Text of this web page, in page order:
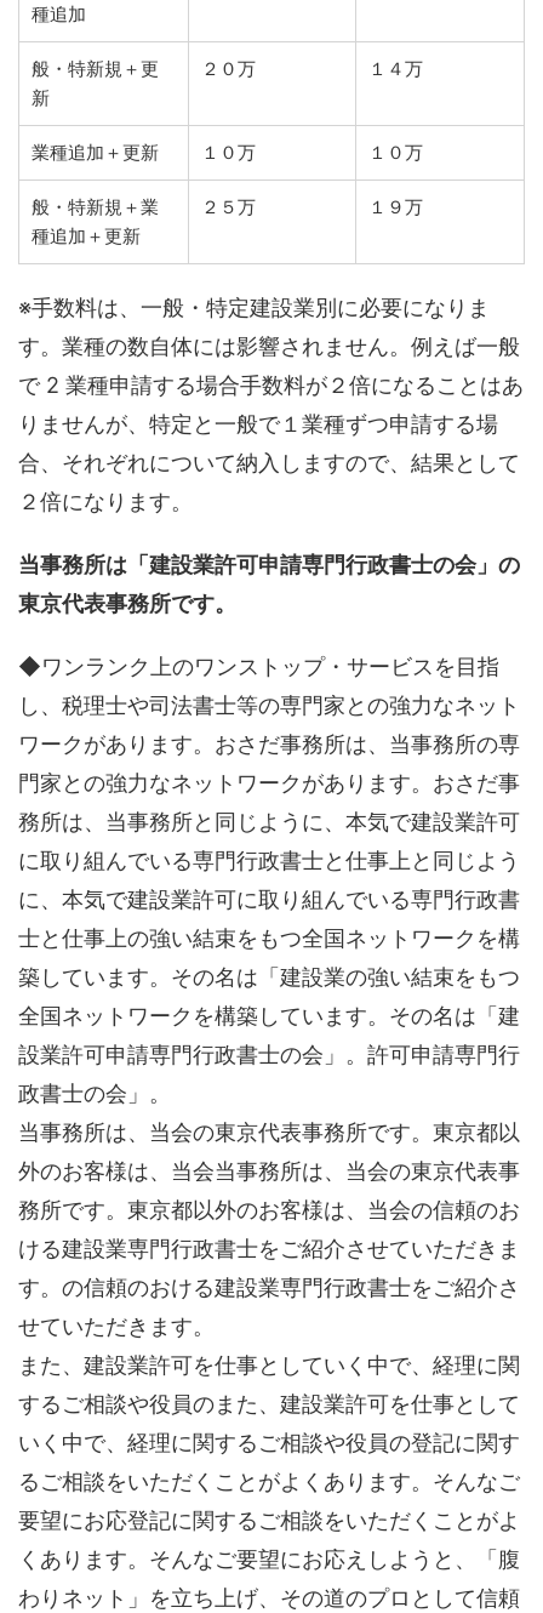
種追加
般・特新規＋更
新
２０万 １４万
業種追加＋更新 １０万 １０万
般・特新規＋業
種追加＋更新
２５万 １９万
※手数料は、一般・特定建設業別に必要になりま
す。業種の数自体には影響されません。例えば一般
で 2 業種申請する場合手数料が２倍になることはあ
りませんが、特定と一般で１業種ずつ申請する場
合、それぞれについて納入しますので、結果として
２倍になります。
当事務所は「建設業許可申請専門行政書士の会」の
東京代表事務所です。
◆ワンランク上のワンストップ・サービスを目指
し、税理士や司法書士等の専門家との強力なネット
ワークがあります。おさだ事務所は、当事務所の専
門家との強力なネットワークがあります。おさだ事
務所は、当事務所と同じように、本気で建設業許可
に取り組んでいる専門行政書士と仕事上と同じよう
に、本気で建設業許可に取り組んでいる専門行政書
士と仕事上の強い結束をもつ全国ネットワークを構
築しています。その名は「建設業の強い結束をもつ
全国ネットワークを構築しています。その名は「建
設業許可申請専門行政書士の会」。許可申請専門行
政書士の会」。
当事務所は、当会の東京代表事務所です。東京都以
外のお客様は、当会当事務所は、当会の東京代表事
務所です。東京都以外のお客様は、当会の信頼のお
ける建設業専門行政書士をご紹介させていただきま
す。の信頼のおける建設業専門行政書士をご紹介さ
せていただきます。
また、建設業許可を仕事としていく中で、経理に関
するご相談や役員のまた、建設業許可を仕事として
いく中で、経理に関するご相談や役員の登記に関す
るご相談をいただくことがよくあります。そんなご
要望にお応登記に関するご相談をいただくことがよ
くあります。そんなご要望にお応えしようと、「腹
わりネット」を立ち上げ、その道のプロとして信頼